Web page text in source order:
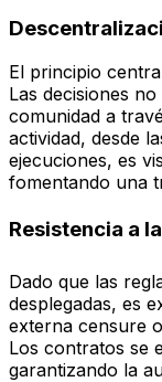
El principio
Las decisiones
comunidad a
actividad, desde
ejecuciones, es
fomentando una
Resistencia a
Dado que las
desplegadas, es
externa censure
Los contratos se
garantizando la